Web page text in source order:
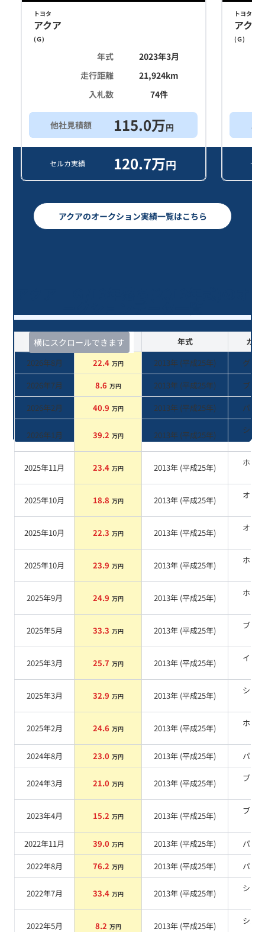
トヨタ
アクア
(Ｇ)
年式
2023年3月
走行距離
21,924km
入札数
74件
他社見積額 115.0万円
セルカ実績 120.7万円
トヨタ
アクア
(Ｇ)
セ
アクアのオークション実績一覧はこちら
横にスクロールできます
査定時期 セルカ実績 年式
カラ
2026年8月
22.4 万円 2013年 (平成25年)
グレー
2026年7月
8.6 万円 2013年 (平成25年)
ブルー
2026年2月
40.9 万円 2013年 (平成25年) パール
2026年1月 39.2 万円 2013年 (平成25年)
シル
2025年11月 23.4 万円 2013年 (平成25年)
ホワ
2025年10月 18.8 万円 2013年 (平成25年)
オレ
2025年10月 22.3 万円 2013年 (平成25年)
オレ
2025年10月 23.9 万円 2013年 (平成25年)
ホワ
2025年9月 24.9 万円 2013年 (平成25年)
ホワ
2025年5月 33.3 万円 2013年 (平成25年)
ブラ
2025年3月 25.7 万円 2013年 (平成25年)
イエ
2025年3月 32.9 万円 2013年 (平成25年)
シル
2025年2月 24.6 万円 2013年 (平成25年)
ホワ
2024年8月
23.0 万円 2013年 (平成25年) パール
2024年3月 21.0 万円 2013年 (平成25年)
ブラ
2023年4月 15.2 万円 2013年 (平成25年)
ブラ
2022年11月
39.0 万円 2013年 (平成25年)
パール
2022年8月
76.2 万円 2013年 (平成25年) パール
2022年7月 33.4 万円 2013年 (平成25年)
シル
2022年5月 8.2 万円 2013年 (平成25年)
シル